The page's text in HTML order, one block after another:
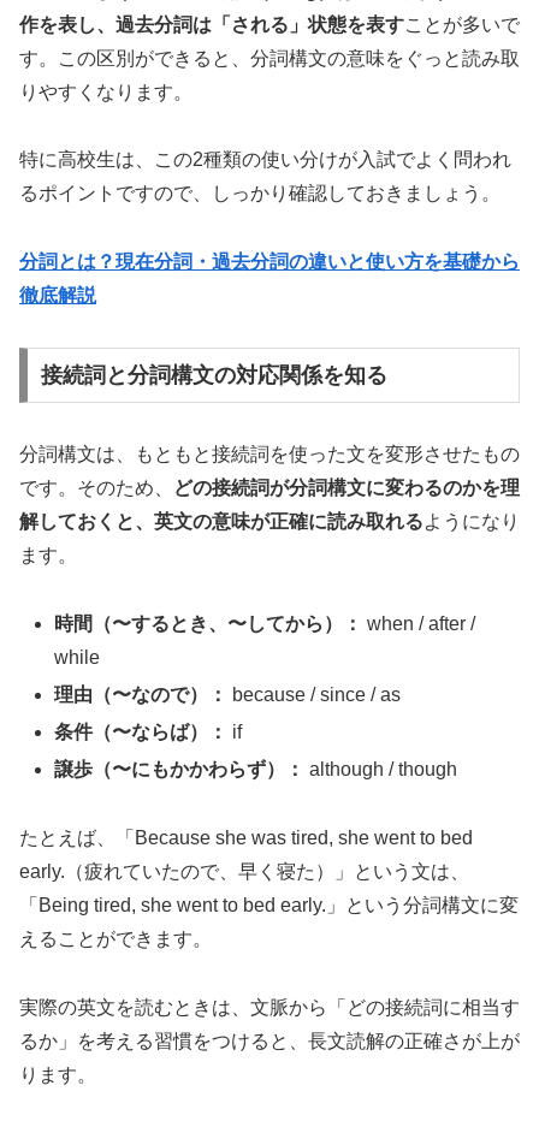
作を表し、過去分詞は「される」状態を表すことが多いで
す。この区別ができると、分詞構文の意味をぐっと読み取
りやすくなります。
特に高校生は、この2種類の使い分けが入試でよく問われ
るポイントですので、しっかり確認しておきましょう。
分詞とは？現在分詞・過去分詞の違いと使い方を基礎から
徹底解説
接続詞と分詞構文の対応関係を知る
分詞構文は、もともと接続詞を使った文を変形させたもの
です。そのため、
どの接続詞が分詞構文に変わるのかを理
解しておくと、英文の意味が正確に読み取れるようになり
ます。
時間（〜するとき、〜してから）： when / after /
while
理由（〜なので）：
because / since / as
条件（〜ならば）：
if
譲歩（〜にもかかわらず）： although / though
たとえば、「Because she was tired, she went to bed
early.（疲れていたので、早く寝た）」という文は、
「Being tired, she went to bed early.」という分詞構文に変
えることができます。
実際の英文を読むときは、文脈から「どの接続詞に相当す
るか」を考える習慣をつけると、長文読解の正確さが上が
ります。